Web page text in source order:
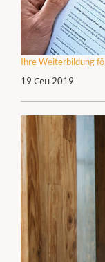
Ihre Weiterbildung
19 Сен 2019